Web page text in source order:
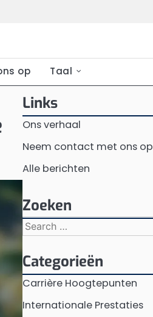
op Taal
Links
Ons verhaal
Neem contact met ons op
Alle berichten
Zoeken
Search
for:
Categorieën
Carrière Hoogtepunten
Internationale Prestaties